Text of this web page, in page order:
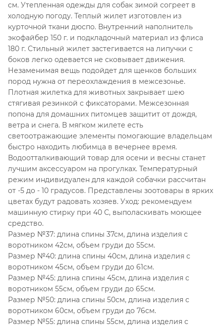
см. Утепленная одежды для собак зимой согреет в
холодную погоду. Теплый жилет изготовлен из
курточной ткани дюспо. Внутренний наполнитель
экофайбер 150 г. и подкладочный материал из флиса
180 г. Стильный жилет застегивается на липучки с
боков легко одевается не сковывает движения.
Незаменимая вещь подойдет для щенков больших
пород нужна от переохлаждения в межсезонье.
Плотная жилетка для животных закрывает шею
стягивая резинкой с фиксаторами. Межсезонная
попона для домашних питомцев защитит от дождя,
ветра и снега. В мягком жилете есть
светоотражающие элементы помогающие владельцам
быстро находить любимца в вечернее время.
Водоотталкивающий товар для осени и весны станет
лучшим аксессуаром на прогулках. Температурный
режим индивидуален для каждой собачки рассчитан
от -5 до - 10 градусов. Представлены зоотовары в ярких
цветах будут радовать хозяев. Уход: рекомендуем
машинную стирку при 40 С, выполаскивать моющее
средство.
Размер №37: длина спины 37см, длина изделия с
воротником 42см, объем груди до 55см.
Размер №40: длина спины 40см, длина изделия с
воротником 45см, объем груди до 61см.
Размер №45: длина спины 45см, длина изделия с
воротником 55см, объем груди до 65см.
Размер №50: длина спины 50см, длина изделия с
воротником 60см, объем груди до 76см.
Размер №55: длина спины 55см, длина изделия с